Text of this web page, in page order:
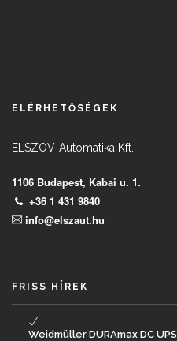
ELÉRHETŐSÉGEK
ELSZÖV-Automatika Kft.
1106 Budapest, Kabai u. 1.
+36 1 431 9840
info@elszaut.hu
FRISS HÍREK
Weidmüller DURAmax DC UPS